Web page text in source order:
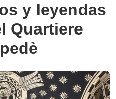
y leyendas
Quartiere